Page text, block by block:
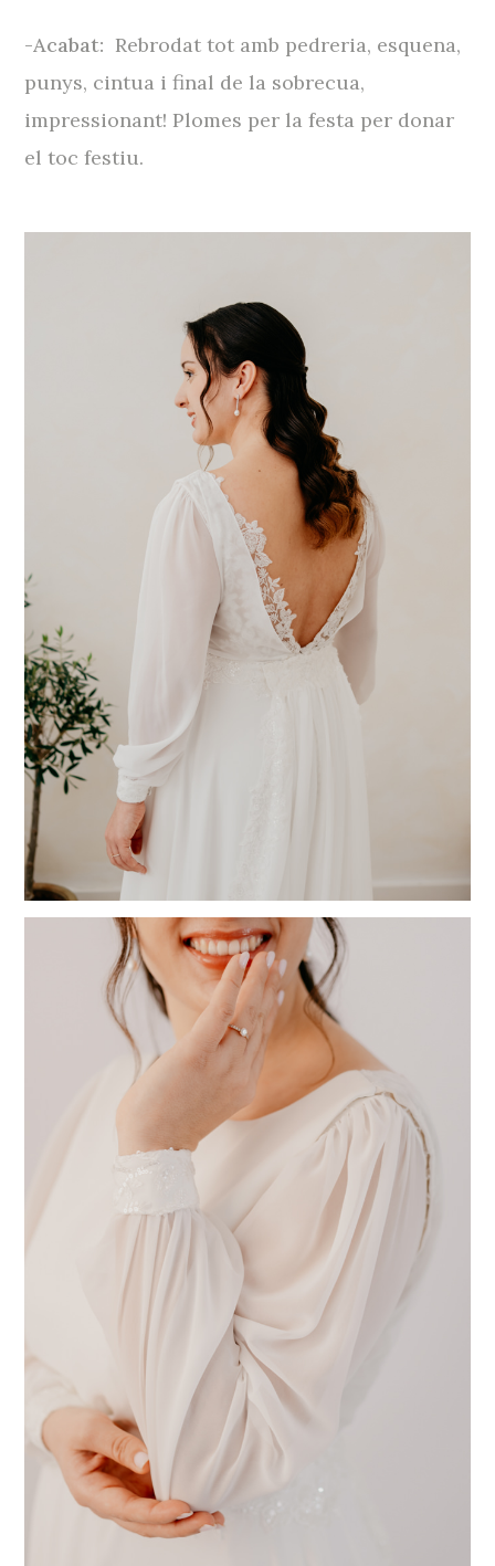
-Acabat: Rebrodat tot amb pedreria, esquena,
punys, cintua i final de la sobrecua,
impressionant! Plomes per la festa per donar
el toc festiu.